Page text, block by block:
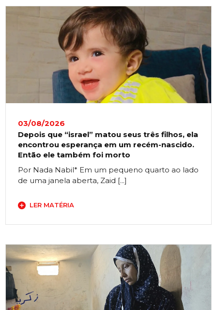
03/08/2026
Depois que “israel” matou seus três filhos, ela
encontrou esperança em um recém-nascido.
Então ele também foi morto
Por Nada Nabil* Em um pequeno quarto ao lado
de uma janela aberta, Zaid [...]
LER MATÉRIA